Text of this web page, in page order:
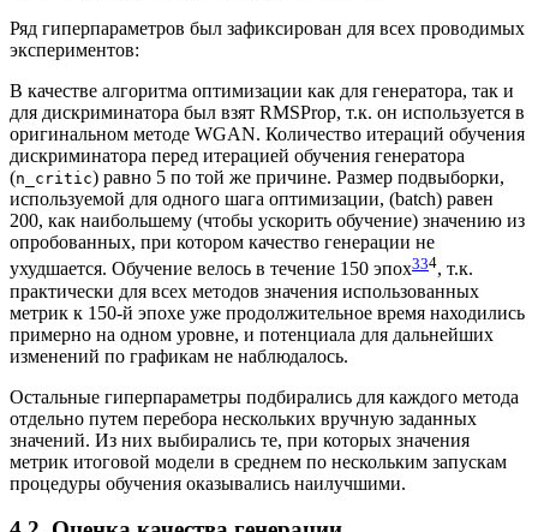
Ряд гиперпараметров был зафиксирован для всех проводимых
экспериментов:
В качестве алгоритма оптимизации как для генератора, так и
для дискриминатора был взят RMSProp, т.к. он используется в
оригинальном методе WGAN. Количество итераций обучения
дискриминатора перед итерацией обучения генератора
(n_critic) равно 5 по той же причине. Размер подвыборки,
используемой для одного шага оптимизации, (batch) равен
200, как наибольшему (чтобы ускорить обучение) значению из
опробованных, при котором качество генерации не
ухудшается. Обучение велось в течение 150 эпох334, т.к.
практически для всех методов значения использованных
метрик к 150-й эпохе уже продолжительное время находились
примерно на одном уровне, и потенциала для дальнейших
изменений по графикам не наблюдалось.
Остальные гиперпараметры подбирались для каждого метода
отдельно путем перебора нескольких вручную заданных
значений. Из них выбирались те, при которых значения
метрик итоговой модели в среднем по нескольким запускам
процедуры обучения оказывались наилучшими.